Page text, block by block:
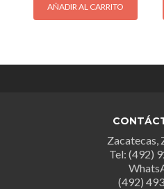
AÑADIR AL CARRITO
Zacatecas,
Tel: (492)
(492)